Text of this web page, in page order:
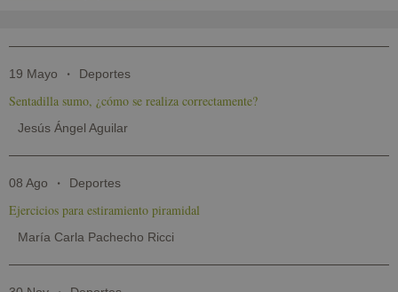
19 Mayo Deportes
Sentadilla sumo, ¿cómo se realiza correctamente?
Jesús Ángel Aguilar
08 Ago Deportes
Ejercicios para estiramiento piramidal
María Carla Pachecho Ricci